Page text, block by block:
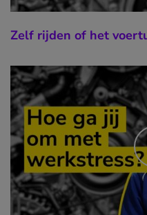
Zelf rijden of het